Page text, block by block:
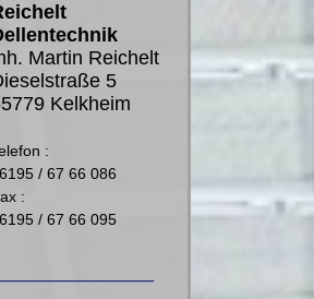
Martin Reichelt
5
Kelkheim
:
/ 67 66 086
:
/ 67 66 095